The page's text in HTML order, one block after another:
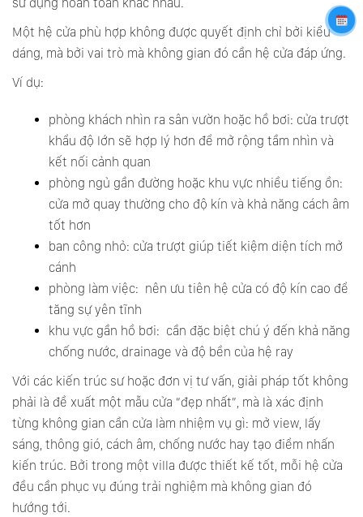
Một hệ cửa phù hợp không được quyết định chỉ bởi kiểu
dáng, mà bởi vai trò mà không gian đó cần hệ cửa đáp ứng.
Ví dụ:
phòng khách nhìn ra sân vườn hoặc hồ bơi: cửa trượt
khẩu độ lớn sẽ hợp lý hơn để mở rộng tầm nhìn và
kết nối cảnh quan
phòng ngủ gần đường hoặc khu vực nhiều tiếng ồn:
cửa mở quay thường cho độ kín và khả năng cách âm
tốt hơn
ban công nhỏ: cửa trượt giúp tiết kiệm diện tích mở
cánh
phòng làm việc: nên ưu tiên hệ cửa có độ kín cao để
tăng sự yên tĩnh
khu vực gần hồ bơi: cần đặc biệt chú ý đến khả năng
chống nước, drainage và độ bền của hệ ray
Với các kiến trúc sư hoặc đơn vị tư vấn, giải pháp tốt không
phải là đề xuất một mẫu cửa “đẹp nhất”, mà là xác định
từng không gian cần cửa làm nhiệm vụ gì: mở view, lấy
sáng, thông gió, cách âm, chống nước hay tạo điểm nhấn
kiến trúc. Bởi trong một villa được thiết kế tốt, mỗi hệ cửa
đều cần phục vụ đúng trải nghiệm mà không gian đó
hướng tới.